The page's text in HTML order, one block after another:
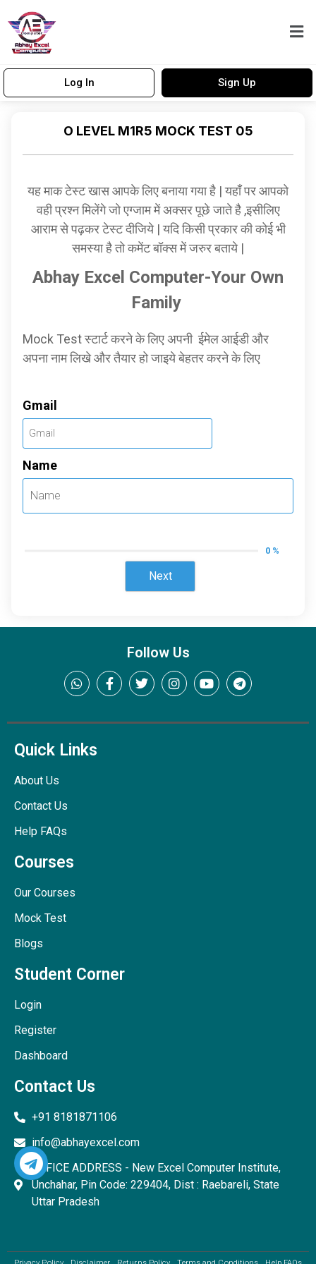
Log In Sign Up
O LEVEL M1R5 MOCK TEST 05
यह माक टेस्ट खास आपके लिए बनाया गया है | यहाँ पर आपको
वही प्रश्न मिलेंगे जो एग्जाम में अक्सर पूछे जाते है ,इसीलिए
आराम से पढ़कर टेस्ट दीजिये | यदि किसी प्रकार की कोई भी
समस्या है तो कमेंट बॉक्स में जरुर बताये |
Abhay Excel Computer-Your Own
Family
Mock Test स्टार्ट करने के लिए अपनी ईमेल आईडी और
अपना नाम लिखे और तैयार हो जाइये बेहतर करने के लिए
Gmail
Name
0 %
Next
Follow Us
Quick Links
About Us
Contact Us
Help FAQs
Courses
Our Courses
Mock Test
Blogs
Student Corner
Login
Register
Dashboard
Contact Us
+91 8181871106
info@abhayexcel.com
OFFICE ADDRESS - New Excel Computer Institute,
Unchahar, Pin Code: 229404, Dist : Raebareli, State
Uttar Pradesh